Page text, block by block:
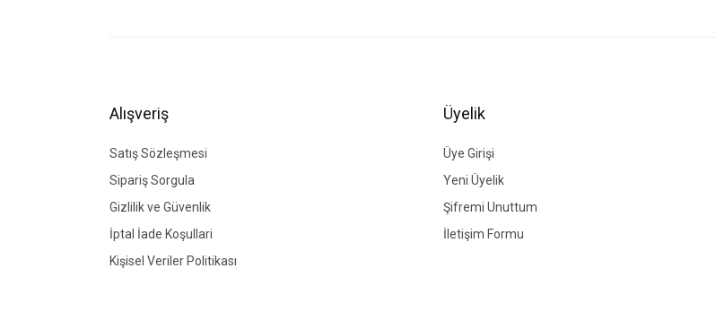
Ürün fiyatı diğer sitelerden daha pahalı.
Bu ürüne benzer farklı alternatifler olmalı.
Alışveriş
Satış Sözleşmesi
Sipariş Sorgula
Gizlilik ve Güvenlik
İptal İade Koşullari
Kişisel Veriler Politikası
Üyelik
Üye Girişi
Yeni Üyelik
Şifremi Unuttum
İletişim Formu